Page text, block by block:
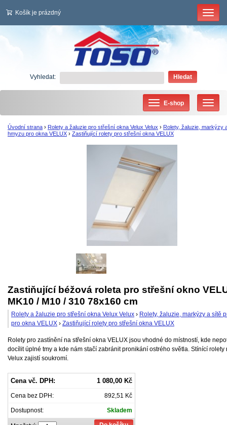
Košík je prázdný
Vyhledat: Hledat
E-shop
Úvodní strana › Rolety a žaluzie pro střešní okna Velux Velux › Rolety, žaluzie, markýzy
hmyzu pro okna VELUX › Zastiňující rolety pro střešní okna VELUX
Zastiňující béžová roleta pro střešní okno
MK10 / M10 / 310 78x160 cm
Rolety a žaluzie pro střešní okna Velux Velux › Rolety, žaluzie, markýzy a sítě
pro okna VELUX › Zastiňující rolety pro střešní okna VELUX
Rolety pro zastínění na střešní okna VELUX jsou vhodné do místností, kde
docílit úplné tmy a kde nám stačí zabránit pronikání ostrého světla. Stínící rolety
Velux zajistí soukromí.
Cena vč. DPH: 1 080,00 Kč
Cena bez DPH: 892,51 Kč
Dostupnost: Skladem